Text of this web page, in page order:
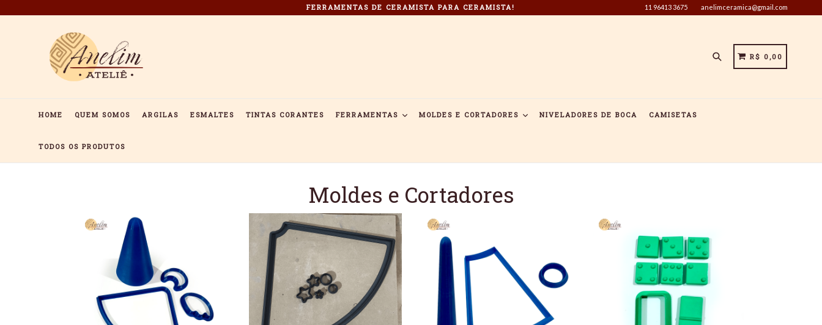
FERRAMENTAS DE CERAMISTA PARA CERAMISTA! 11 96413 3675 anelimceramica@gmail.com
PesquisarCARRINHO
CARRINHO
R$ 0,00
HOME QUEM SOMOS ARGILAS ESMALTES TINTAS CORANTES FERRAMENTAS MOLDES E CORTADORES NIVELADORES DE BOCA CAMISETAS
TODOS OS PRODUTOS
Moldes e Cortadores